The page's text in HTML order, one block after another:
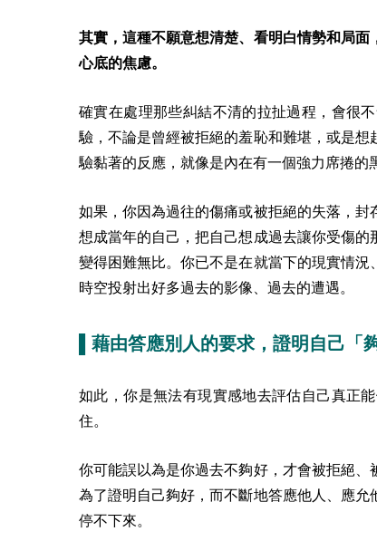
其實，這種不願意想清楚、看明白情勢和局
心底的焦慮。
確實在處理那些糾結不清的拉扯過程，會很
驗，不論是曾經被拒絕的羞恥和難堪，或是
驗黏著的反應，就像是內在有一個強力席捲的
如果，你因為過往的傷痛或被拒絕的失落，
想成當年的自己，把自己想成過去讓你受傷
變得困難無比。你已不是在就當下的現實情
時空投射出好多過去的影像、過去的遭遇。
▌藉由答應別人的要求，證明自己「
如此，你是無法有現實感地去評估自己真正
住。
你可能誤以為是你過去不夠好，才會被拒絕
為了證明自己夠好，而不斷地答應他人、應
停不下來。